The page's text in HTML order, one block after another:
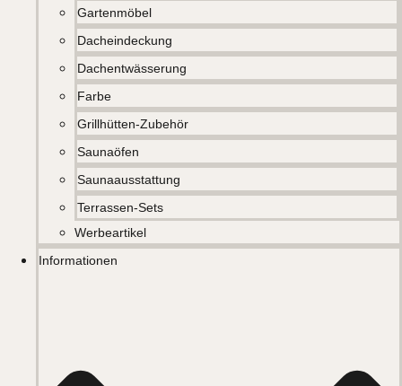
Gartenmöbel
Dacheindeckung
Dachentwässerung
Farbe
Grillhütten-Zubehör
Saunaöfen
Saunaausstattung
Terrassen-Sets
Werbeartikel
Informationen